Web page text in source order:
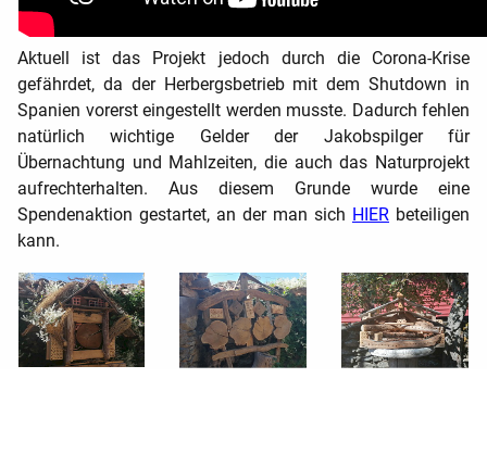
Aktuell ist das Projekt jedoch durch die Corona-Krise
gefährdet, da der Herbergsbetrieb mit dem Shutdown in
Spanien vorerst eingestellt werden musste. Dadurch fehlen
natürlich wichtige Gelder der Jakobspilger für
Übernachtung und Mahlzeiten, die auch das Naturprojekt
aufrechterhalten. Aus diesem Grunde wurde eine
Spendenaktion gestartet, an der man sich HIER beteiligen
kann.